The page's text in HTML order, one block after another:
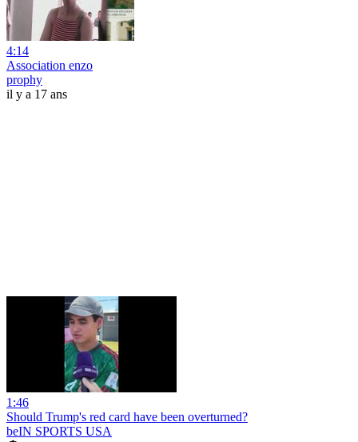
4:14
Association enzo
prophy
il y a 17 ans
1:46
Should Trump's red card have been overturned?
beIN SPORTS USA